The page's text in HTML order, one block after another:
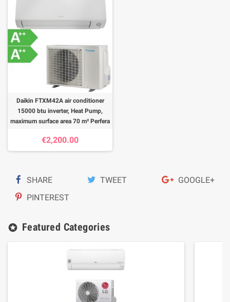
Daikin FTXM42A air conditioner
15000 btu inverter, Heat Pump,
maximum surface area 70 m² Perfera
€2,200.00
SHARE TWEET
GOOGLE+
PINTEREST
stars Featured Categories